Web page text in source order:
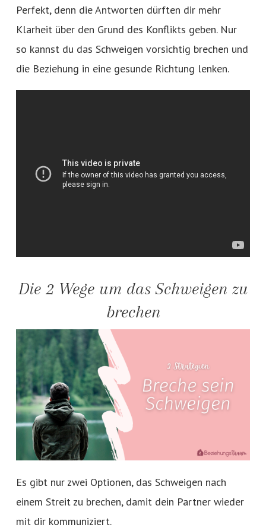
Perfekt, denn die Antworten dürften dir mehr
Klarheit über den Grund des Konflikts geben. Nur
so kannst du das Schweigen vorsichtig brechen und
die Beziehung in eine gesunde Richtung lenken.
Die 2 Wege um das Schweigen zu
brechen
Es gibt nur zwei Optionen, das Schweigen nach
einem Streit zu brechen, damit dein Partner wieder
mit dir kommuniziert.